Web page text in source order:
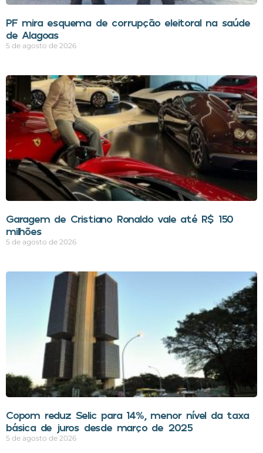
PF mira esquema de corrupção eleitoral na saúde
de Alagoas
5 de agosto de 2026
Garagem de Cristiano Ronaldo vale até R$ 150
milhões
5 de agosto de 2026
Copom reduz Selic para 14%, menor nível da taxa
básica de juros desde março de 2025
5 de agosto de 2026